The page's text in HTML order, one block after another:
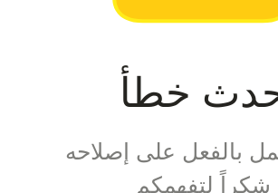
خطأ
بالفعل على إصلاحه
شكراً لتفهمكم